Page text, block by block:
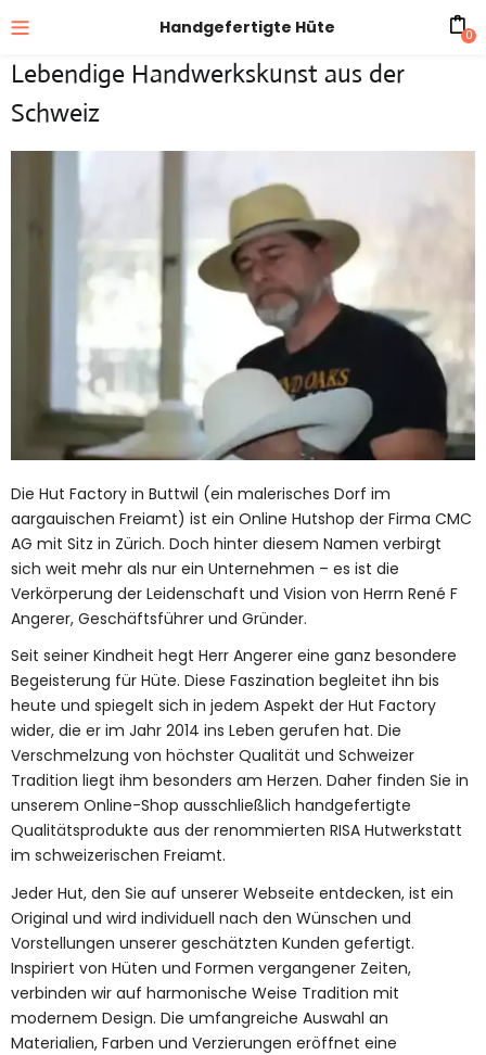
Handgefertigte Hüte 0
Lebendige Handwerkskunst aus der
Schweiz
Die Hut Factory in Buttwil (ein malerisches Dorf im
aargauischen Freiamt) ist ein Online Hutshop der Firma CMC
AG mit Sitz in Zürich. Doch hinter diesem Namen verbirgt
sich weit mehr als nur ein Unternehmen – es ist die
Verkörperung der Leidenschaft und Vision von Herrn René F
Angerer, Geschäftsführer und Gründer.
Seit seiner Kindheit hegt Herr Angerer eine ganz besondere
Begeisterung für Hüte. Diese Faszination begleitet ihn bis
heute und spiegelt sich in jedem Aspekt der Hut Factory
wider, die er im Jahr 2014 ins Leben gerufen hat. Die
Verschmelzung von höchster Qualität und Schweizer
Tradition liegt ihm besonders am Herzen. Daher finden Sie in
unserem Online-Shop ausschließlich handgefertigte
Qualitätsprodukte aus der renommierten RISA Hutwerkstatt
im schweizerischen Freiamt.
Jeder Hut, den Sie auf unserer Webseite entdecken, ist ein
Original und wird individuell nach den Wünschen und
Vorstellungen unserer geschätzten Kunden gefertigt.
Inspiriert von Hüten und Formen vergangener Zeiten,
verbinden wir auf harmonische Weise Tradition mit
modernem Design. Die umfangreiche Auswahl an
Materialien, Farben und Verzierungen eröffnet eine